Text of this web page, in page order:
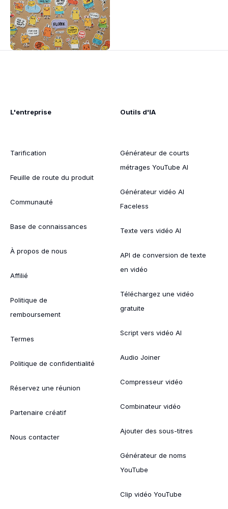
L'entreprise
Tarification
Feuille de route du produit
Communauté
Base de connaissances
À propos de nous
Affilié
Politique de
remboursement
Termes
Politique de confidentialité
Réservez une réunion
Partenaire créatif
Nous contacter
Outils d'IA
Générateur de courts
métrages YouTube AI
Générateur vidéo AI
Faceless
Texte vers vidéo AI
API de conversion de texte
en vidéo
Téléchargez une vidéo
gratuite
Script vers vidéo AI
Audio Joiner
Compresseur vidéo
Combinateur vidéo
Ajouter des sous-titres
Générateur de noms
YouTube
Clip vidéo YouTube